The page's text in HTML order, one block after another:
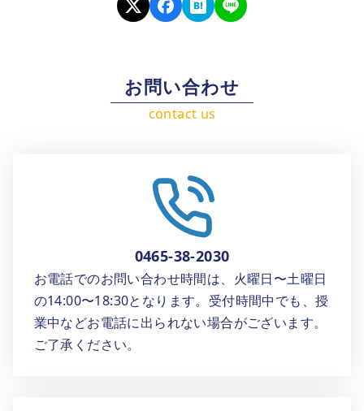
お問い合わせ
0465-38-2030
お電話でのお問い合わせ時間は、火曜日〜土曜日
の14:00〜18:30となります。受付時間中でも、授
業中などお電話に出られない場合がございます。
ご了承ください。